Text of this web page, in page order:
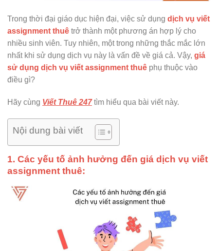
Trong thời đại giáo dục hiện đại, việc sử dụng dịch vụ viết
assignment thuê trở thành một phương án hợp lý cho
nhiều sinh viên. Tuy nhiên, một trong những thắc mắc lớn
nhất khi sử dụng dịch vụ này là vấn đề về giá cả. Vậy, giá
sử dụng dịch vụ viết assignment thuê phụ thuộc vào
điều gì?
Hãy cùng Viết Thuê 247 tìm hiểu qua bài viết này.
Nội dung bài viết
1. Các yếu tố ảnh hưởng đến giá dịch vụ viết
assignment thuê: